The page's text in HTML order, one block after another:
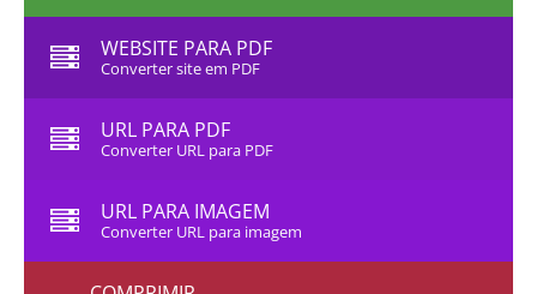
WEBSITE PARA PDF
Converter site em PDF
URL PARA PDF
Converter URL para PDF
URL PARA IMAGEM
Converter URL para imagem